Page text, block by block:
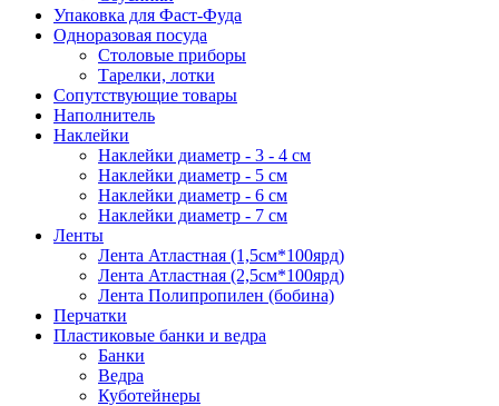
Упаковка для Фаст-Фуда
Одноразовая посуда
Столовые приборы
Тарелки, лотки
Сопутствующие товары
Наполнитель
Наклейки
Наклейки диаметр - 3 - 4 см
Наклейки диаметр - 5 см
Наклейки диаметр - 6 см
Наклейки диаметр - 7 см
Ленты
Лента Атластная (1,5см*100ярд)
Лента Атластная (2,5см*100ярд)
Лента Полипропилен (бобина)
Перчатки
Пластиковые банки и ведра
Банки
Ведра
Куботейнеры